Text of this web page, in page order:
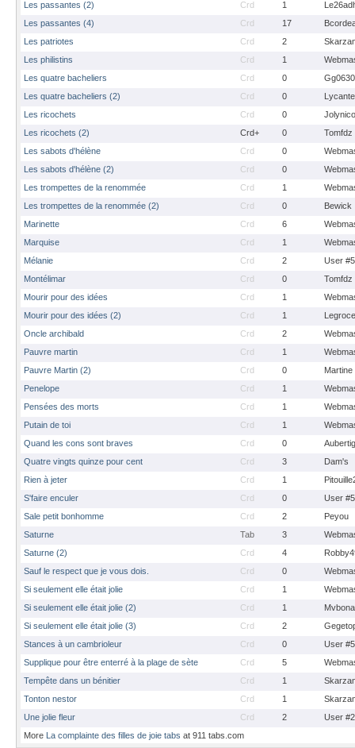
Les passantes (2)
Crd 1
Les passantes (4)
Crd 17
Les patriotes
Crd 2
Les philistins
Crd 1
Les quatre bacheliers
Crd 0
Les quatre bacheliers (2)
Crd 0
Lycante
Les ricochets
Crd 0
Jolynico
Les ricochets (2)
Crd+ 0
Tomfdz
Les sabots d'hélène
Crd 0
Les sabots d'hélène (2)
Crd 0
Les trompettes de la renommée
Crd 1
Les trompettes de la renommée (2)
Crd 0
Bewick
Marinette
Crd 6
Marquise
Crd 1
Mélanie
Crd 2
User
Montélimar
Crd 0
Tomfdz
Mourir pour des idées
Crd 1
Mourir pour des idées (2)
Crd 1
Oncle archibald
Crd 2
Pauvre martin
Crd 1
Pauvre Martin (2)
Crd 0
Martine
Penelope
Crd 1
Pensées des morts
Crd 1
Putain de toi
Crd 1
Quand les cons sont braves
Crd 0
Quatre vingts quinze pour cent
Crd 3
Dam's
Rien à jeter
Crd 1
S'faire enculer
Crd 0
User
Sale petit bonhomme
Crd 2
Peyou
Saturne
Tab 3
Saturne (2)
Crd 4
Sauf le respect que je vous dois.
Crd 0
Si seulement elle était jolie
Crd 1
Si seulement elle était jolie (2)
Crd 1
Mvbona
Si seulement elle était jolie (3)
Crd 2
Stances à un cambrioleur
Crd 0
User
Supplique pour être enterré à la plage de sète
Crd 5
Tempête dans un bénitier
Crd 1
Tonton nestor
Crd 1
Une jolie fleur
Crd 2
User
More La complainte des filles de joie tabs at 911 tabs.com